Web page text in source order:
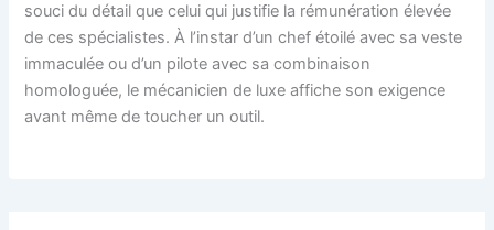
souci du détail que celui qui justifie la rémunération élevée
de ces spécialistes. À l’instar d’un chef étoilé avec sa veste
immaculée ou d’un pilote avec sa combinaison
homologuée, le mécanicien de luxe affiche son exigence
avant même de toucher un outil.